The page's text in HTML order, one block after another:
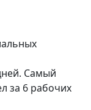
Самый
за 6 рабочих